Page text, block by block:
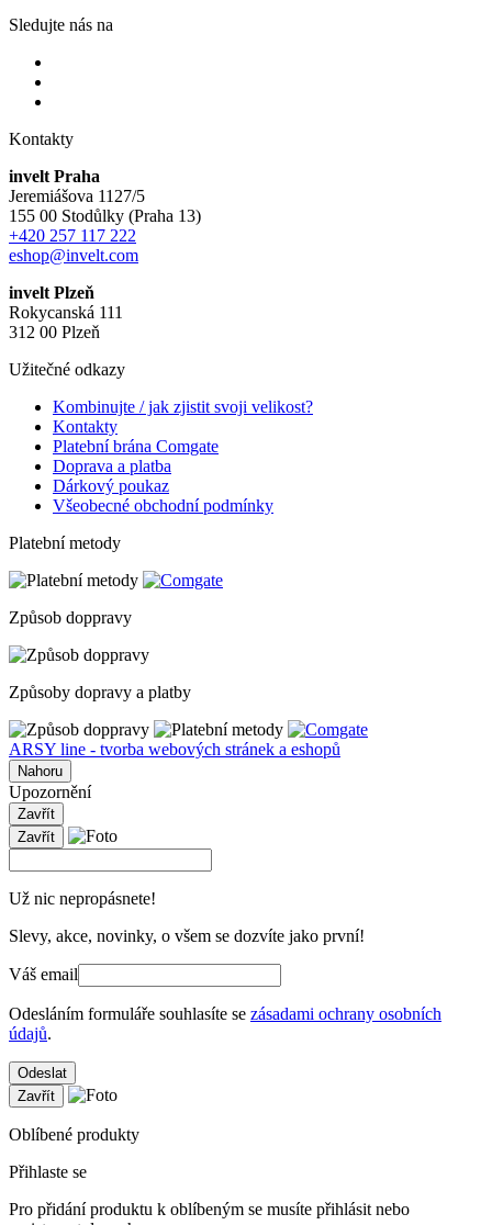
Sledujte nás na
Kontakty
invelt Praha
Jeremiášova 1127/5
155 00 Stodůlky (Praha 13)
+420 257 117 222
eshop@invelt.com
invelt Plzeň
Rokycanská 111
312 00 Plzeň
Užitečné odkazy
Kombinujte / jak zjistit svoji velikost?
Kontakty
Platební brána Comgate
Doprava a platba
Dárkový poukaz
Všeobecné obchodní podmínky
Platební metody
Způsob doppravy
Způsoby dopravy a platby
ARSY line - tvorba webových stránek a eshopů
Nahoru
Upozornění
Zavřít
Zavřít
Už nic nepropásnete!
Slevy, akce, novinky, o všem se dozvíte jako první!
Váš email
Odesláním formuláře souhlasíte se zásadami ochrany osobních
údajů.
Odeslat
Zavřít
Oblíbené produkty
Přihlaste se
Pro přidání produktu k oblíbeným se musíte přihlásit nebo